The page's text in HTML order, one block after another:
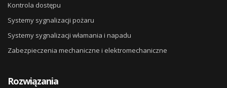
Kontrola dostępu
Systemy sygnalizacji pożaru
Systemy sygnalizacji włamania i napadu
Zabezpieczenia mechaniczne i elektromechaniczne
Rozwiązania